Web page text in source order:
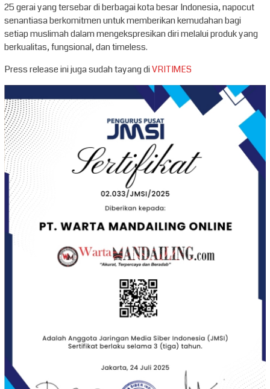
25 gerai yang tersebar di berbagai kota besar Indonesia, napocut
senantiasa berkomitmen untuk memberikan kemudahan bagi
setiap muslimah dalam mengekspresikan diri melalui produk yang
berkualitas, fungsional, dan timeless.
Press release ini juga sudah tayang diVRITIMES